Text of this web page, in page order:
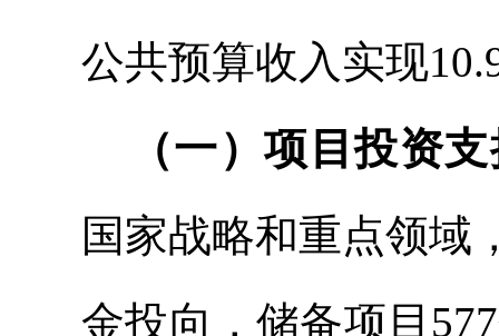
公共预算收入实现
（一）项目投资
国家战略和重点领域
金投向，储备项目 577